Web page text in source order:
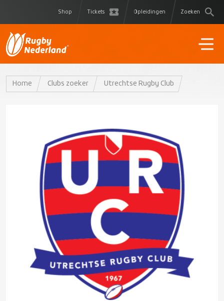
Shop Tickets Opleidingen Zoeken
Home Clubs zoeker Utrechtse Rugby Club